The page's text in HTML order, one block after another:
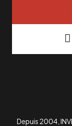
Depuis 2004,